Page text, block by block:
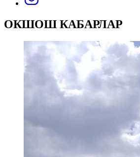
ОКШОШ КАБАРЛАР